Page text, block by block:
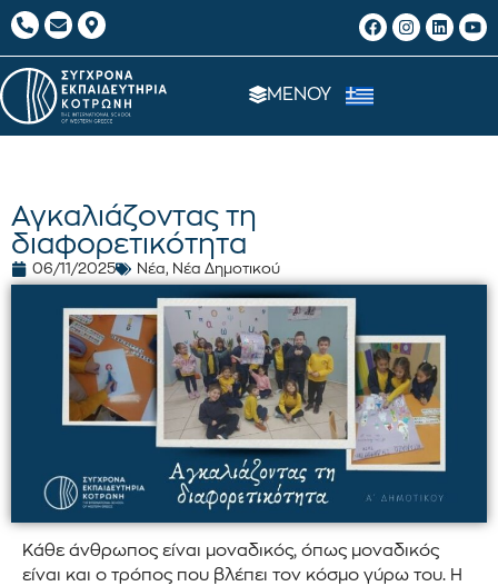
ΜΕΝΟΥ
Αγκαλιάζοντας τη
διαφορετικότητα
06/11/2025 Νέα, Νέα Δημοτικού
Κάθε άνθρωπος είναι μοναδικός, όπως μοναδικός
είναι και ο τρόπος που βλέπει τον κόσμο γύρω του. Η